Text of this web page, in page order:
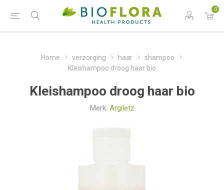
0
Home verzorging haar
shampoo
Kleishampoo droog haar bio
Kleishampoo droog haar bio
Merk: Argiletz